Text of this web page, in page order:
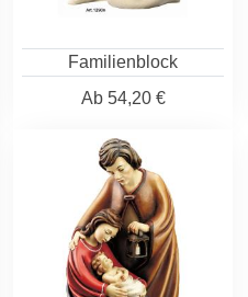
Familienblock
Ab54,20 €